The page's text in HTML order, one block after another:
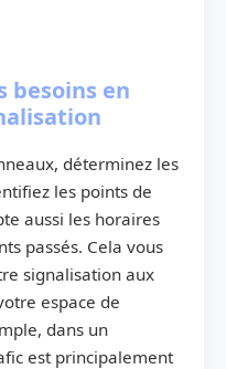
besoins en
déterminez les
les points de
aussi les horaires
passés. Cela vous
signalisation aux
espace de
dans un
est principalement